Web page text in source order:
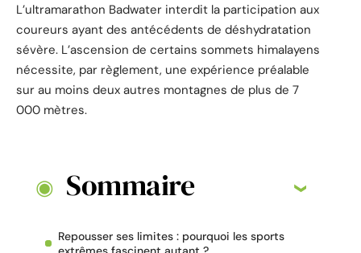
L’ultramarathon Badwater interdit la participation aux
coureurs ayant des antécédents de déshydratation
sévère. L’ascension de certains sommets himalayens
nécessite, par règlement, une expérience préalable
sur au moins deux autres montagnes de plus de 7
000 mètres.
Sommaire
Repousser ses limites : pourquoi les sports